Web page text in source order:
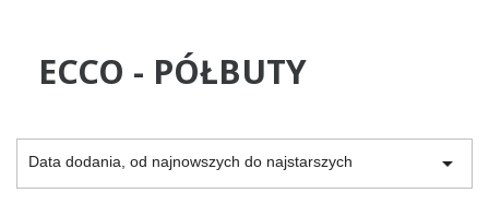
ECCO - PÓŁBUTY
Data dodania, od najnowszych do najstarszych 